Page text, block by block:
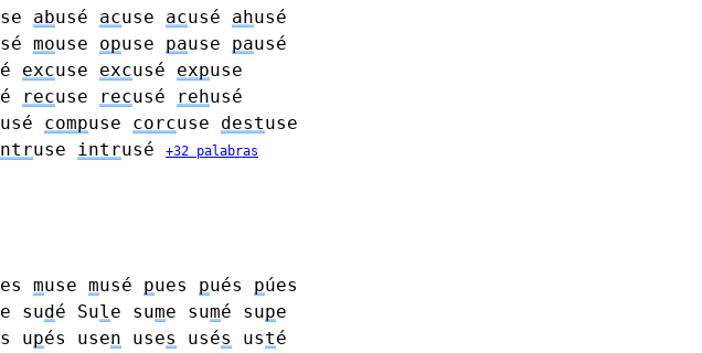
abusé acuse acusé ahusé
mouse opuse pause pausé
excuse excusé expuse
recuse recusé rehusé
usé compuse corcuse destuse
use intrusé +32 palabras
muse musé pues pués púes
e sudé Sule sume sumé supe
upés usen uses usés usté